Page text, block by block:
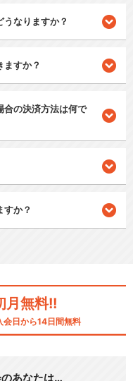
うなりますか？
ますか？
合の決済方法は何で
すか？
月無料!!
日から14日間無料
あなたは…